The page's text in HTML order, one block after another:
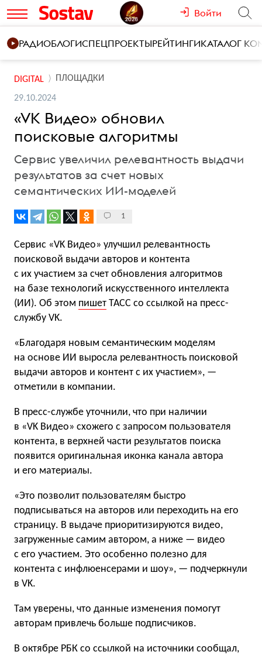
Войти
РАДИОБЛОГИСПЕЦПРОЕКТЫРЕЙТИНГИКАТАЛОГ
DIGITAL ПЛОЩАДКИ
29.10.2024
«VK Видео» обновил
поисковые алгоритмы
Сервис увеличил релевантность выдачи
результатов за счет новых
семантических ИИ-моделей
1
Сервис «VK Видео» улучшил релевантность
поисковой выдачи авторов и контента
с их участием за счет обновления алгоритмов
на базе технологий искусственного интеллекта
(ИИ). Об этом пишет ТАСС со ссылкой на пресс-
службу VK.
«Благодаря новым семантическим моделям
на основе ИИ выросла релевантность поисковой
выдачи авторов и контент с их участием», —
отметили в компании.
В пресс-службе уточнили, что при наличии
в «VK Видео» схожего с запросом пользователя
контента, в верхней части результатов поиска
появится оригинальная иконка канала автора
и его материалы.
«Это позволит пользователям быстро
подписываться на авторов или переходить на его
страницу. В выдаче приоритизируются видео,
загруженные самим автором, а ниже — видео
с его участием. Это особенно полезно для
контента с инфлюенсерами и шоу», — подчеркнули
в VK.
Там уверены, что данные изменения помогут
авторам привлечь больше подписчиков.
В октябре РБК со ссылкой на источники сообщал,